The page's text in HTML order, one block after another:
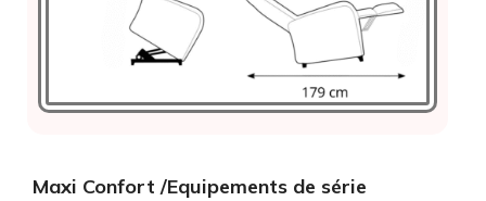
Maxi Confort /Equipements de série